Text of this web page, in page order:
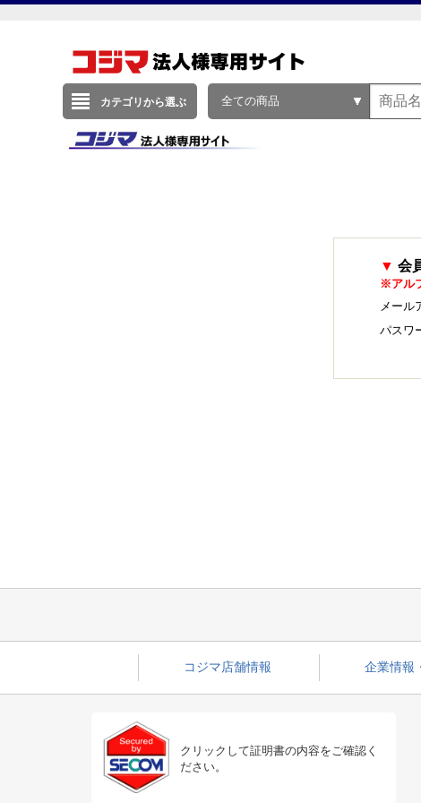
カテゴリから選ぶ 全ての商品
▼ 会
※アル
メール
パスワ
コジマ店舗情報 企業情報
クリックして証明書の内容をご確認く
ださい。